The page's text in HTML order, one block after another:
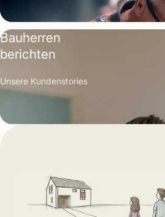
Bauherren
berichten
Unsere Kunden­stories